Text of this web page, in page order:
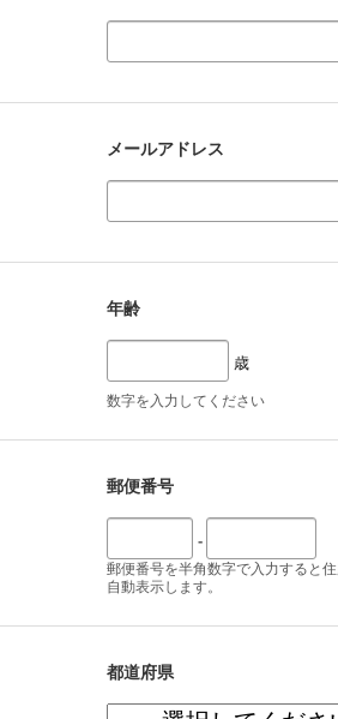
メールアドレス
年齢
歳
数字を入力してください
郵便番号
-
郵便番号を半角数字で入力すると
自動表示します。
都道府県